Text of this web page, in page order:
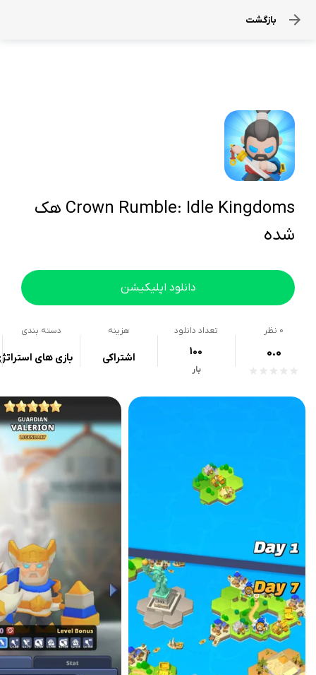
بازگشت
Crown Rumble: Idle Kingdoms هک
شده
دانلود اپلیکیشن
0 نظر
0.0
تعداد دانلود
100
بار
هزینه
اشتراکی
دسته بندی
بازی های